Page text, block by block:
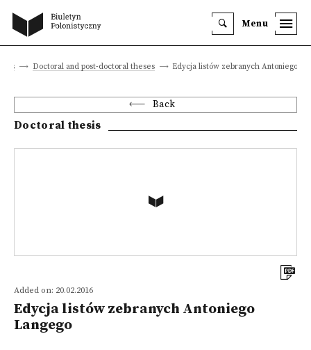
Menu
Doctoral and post-doctoral theses Edycja listów zebranych Antoniego
Back
Doctoral thesis
Added on: 20.02.2016
Edycja listów zebranych Antoniego
Langego